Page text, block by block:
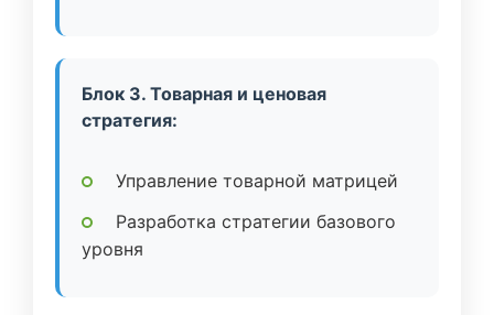
Блок 3. Товарная и ценовая
стратегия:
Управление товарной матрицей
Разработка стратегии базового
уровня